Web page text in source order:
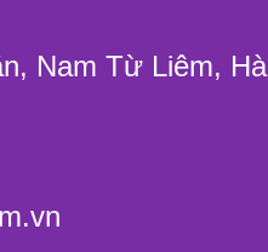
Nam Từ Liêm, Hà